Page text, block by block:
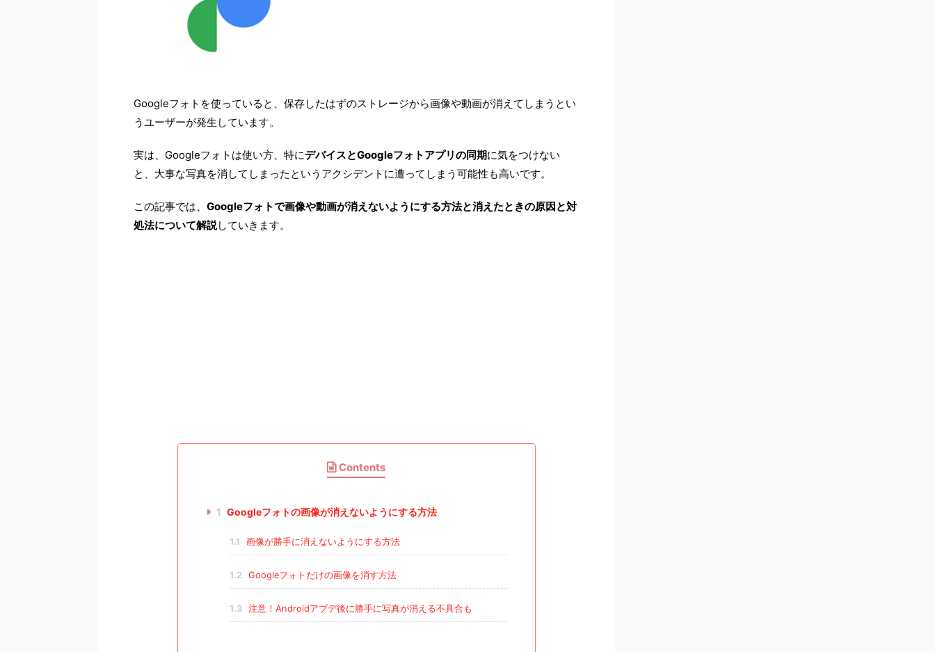
Googleフォトを使っていると、保存したはずのストレージから画像や動画が消えてしまうとい
うユーザーが発生しています。
実は、Googleフォトは使い方、特にデバイスとGoogleフォトアプリの同期に気をつけない
と、大事な写真を消してしまったというアクシデントに遭ってしまう可能性も高いです。
この記事では、 Googleフォトで画像や動画が消えないようにする方法と消えたときの原因と対
処法について解説していきます。
Contents
1 Googleフォトの画像が消えないようにする方法
1.1 画像が勝手に消えないようにする方法
1.2 Googleフォトだけの画像を消す方法
1.3 注意！Androidアプデ後に勝手に写真が消える不具合も